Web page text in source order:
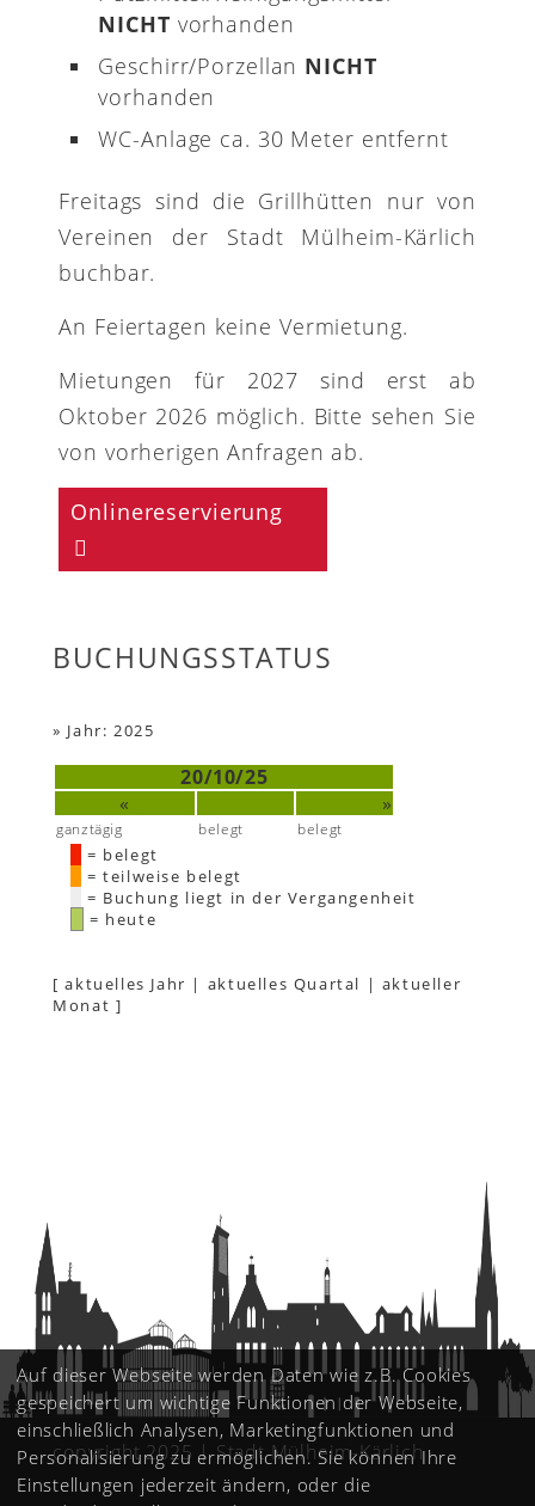
NICHT vorhanden
Geschirr/Porzellan NICHT
vorhanden
WC-Anlage ca. 30 Meter entfernt
Freitags sind die Grillhütten nur von
Vereinen der Stadt Mülheim-Kärlich
buchbar.
An Feiertagen keine Vermietung.
Mietungen für 2027 sind erst ab
Oktober 2026 möglich. Bitte sehen Sie
von vorherigen Anfragen ab.
Onlinereservierung
BUCHUNGSSTATUS
» Jahr: 2025
20/10/25
«
»
ganztägig belegt belegt
= belegt
= teilweise belegt
= Buchung liegt in der Vergangenheit
= heute
[aktuelles Jahr | aktuelles Quartal | aktueller
Monat ]
copyright 2025 | Stadt Mülheim-Kärlich
Auf dieser Webseite werden Daten wie z.B. Cookies
gespeichert um wichtige Funktionen der Webseite,
einschließlich Analysen, Marketingfunktionen und
Personalisierung zu ermöglichen. Sie können Ihre
Einstellungen jederzeit ändern, oder die